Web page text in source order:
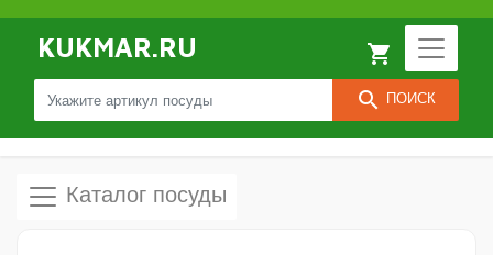
KUKMAR.RU
search ПОИСК
local_grocery_store
Каталог посуды